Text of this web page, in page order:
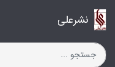
نشرعلی